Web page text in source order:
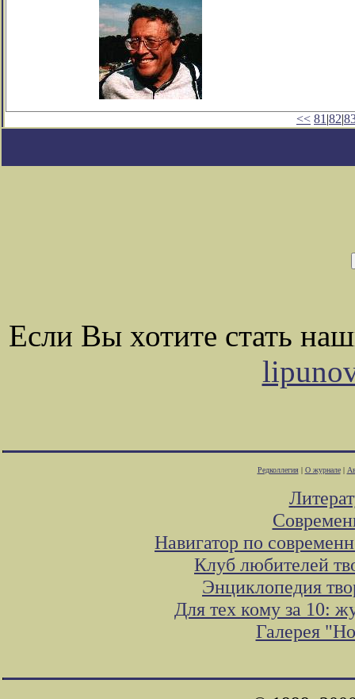
<< 81 |82|
Если Вы хотите стать
Редколлегия| О журнале|
Навигатор по
Клуб любителей
Энциклопедия
Для тех кому за 10:
Галерея